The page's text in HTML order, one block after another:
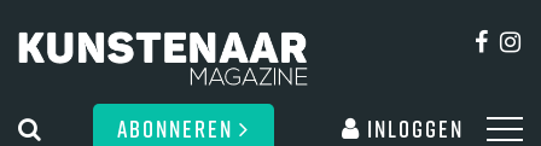
ABONNEREN Inloggen